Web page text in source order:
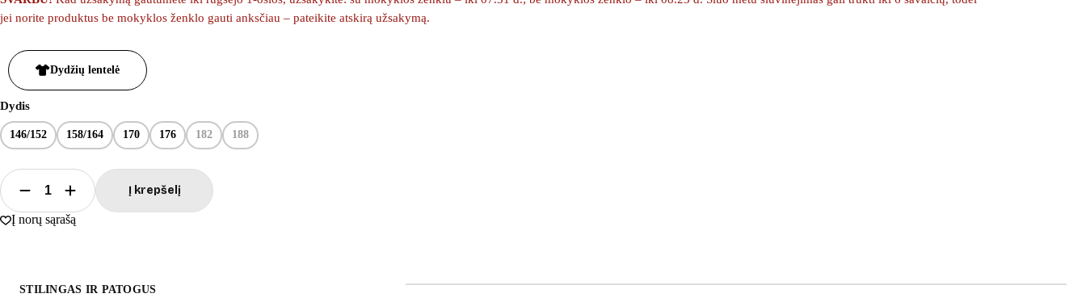
jei norite produktus be mokyklos ženklo gauti anksčiau – pateikite atskirą užsakymą.
Dydžių lentelė
Dydis
146/152 158/164 170 176 182 188
Į krepšelį
Į norų sąrašą
STILINGAS IR PATOGUS